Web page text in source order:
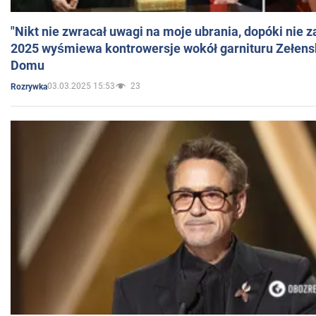
"Nikt nie zwracał uwagi na moje ubrania, dopóki nie
2025 wyśmiewa kontrowersje wokół garnituru
Domu
Rozrywka03.03.2025 15:53 23